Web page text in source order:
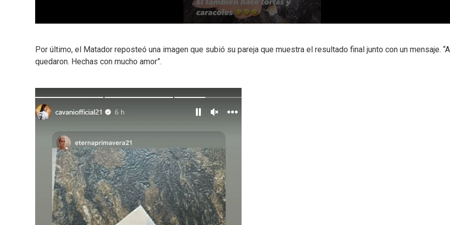
Por último, el Matador reposteó una imagen que subió su pareja que muestra el resultado final junto con un mensaje.
quedaron. Hechas con mucho amor”.